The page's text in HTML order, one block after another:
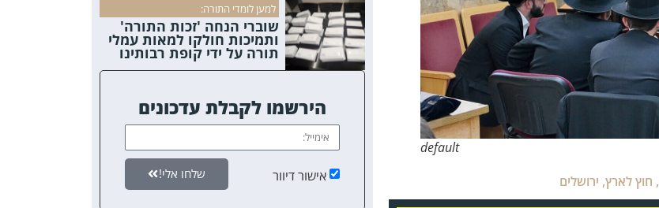
default
, חוץ לארץ, ירושלים
למען לומדי התורה:
שוברי הנחה 'זכות התורה'
ותמיכות חולקו למאות עמלי
תורה על ידי קופת רבותינו
הירשמו לקבלת עדכונים
אישור דיוור שלחו אלי!